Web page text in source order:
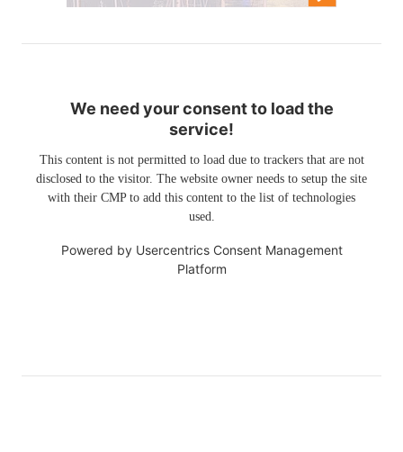
We need your consent to load the
service!
This content is not permitted to load due to trackers that are not
disclosed to the visitor. The website owner needs to setup the site
with their CMP to add this content to the list of technologies
used.
Powered by Usercentrics Consent Management
Platform